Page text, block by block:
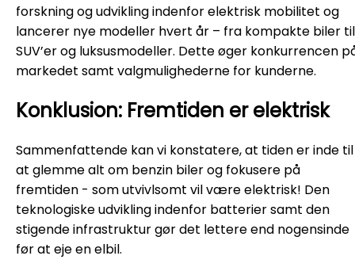
forskning og udvikling indenfor elektrisk mobilitet og
lancerer nye modeller hvert år – fra kompakte biler til
SUV’er og luksusmodeller. Dette øger konkurrencen
markedet samt valgmulighederne for kunderne.
Konklusion: Fremtiden er elektrisk
Sammenfattende kan vi konstatere, at tiden er inde til
at glemme alt om benzin biler og fokusere på
fremtiden - som utvivlsomt vil være elektrisk! Den
teknologiske udvikling indenfor batterier samt den
stigende infrastruktur gør det lettere end nogensinde
før at eje en elbil.